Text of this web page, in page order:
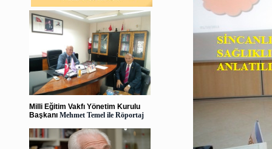
Milli Eğitim Vakfı Yönetim Kurulu
Başkanı Mehmet Temel ile Röportaj